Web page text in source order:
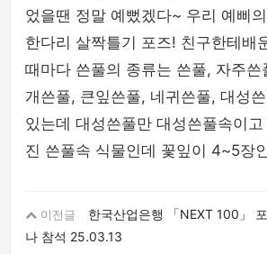
었을땐 정말 예뻤겠다~ 우리 예삐
한다리 살짝틀기 포즈! 친구한테배
때마다 쓴풀의 종류는 쓴풀, 자주쓴
개쓴풀, 큰잎쓴풀, 네귀쓴풀, 대성
있는데 대성쓴풀만 대성쓴풀속이
진 쓴풀속 식물인데 꽃잎이 4~5장
이전글
한국산업은행 「NEXT 100」
나 참석 25.03.13